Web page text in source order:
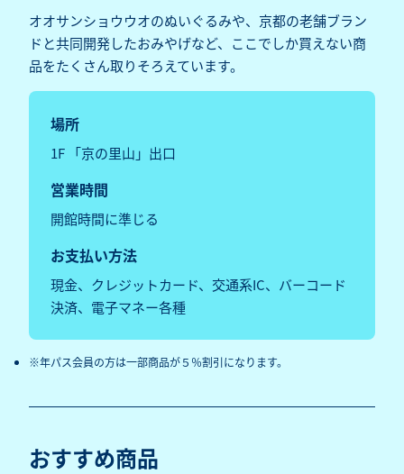
オオサンショウウオのぬいぐるみや、京都の老舗ブラン
ドと共同開発したおみやげなど、ここでしか買えない商
品をたくさん取りそろえています。
場所
1F 「京の里山」出口
営業時間
開館時間に準じる
お支払い方法
現金、クレジットカード、交通系IC、バーコード
決済、電子マネー各種
年パス会員の方は一部商品が５％割引になります。
おすすめ商品